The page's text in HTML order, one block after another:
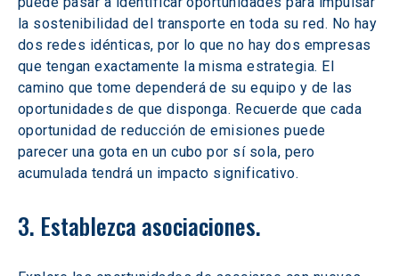
la sostenibilidad del transporte en toda su red. No hay
dos redes idénticas, por lo que no hay dos empresas
que tengan exactamente la misma estrategia. El
camino que tome dependerá de su equipo y de las
oportunidades de que disponga. Recuerde que cada
oportunidad de reducción de emisiones puede
parecer una gota en un cubo por sí sola, pero
acumulada tendrá un impacto significativo.
3. Establezca asociaciones.